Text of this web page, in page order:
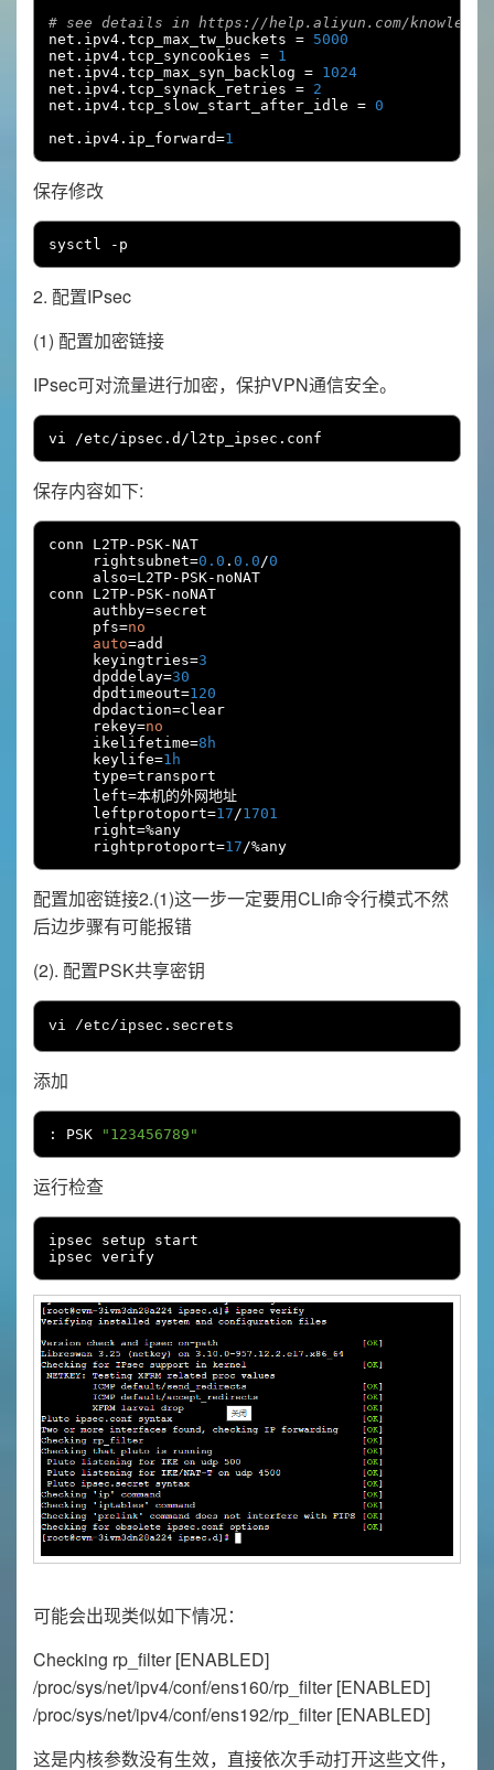
# see details in https://help.aliyun.com/
net . ipv4 . tcp_max_tw_buckets = 5000
net . ipv4 . tcp_syncookies = 1
net . ipv4 . tcp_max_syn_backlog = 1024
net . ipv4 . tcp_synack_retries = 2
net . ipv4 . tcp_slow_start_after_idle = 0
net . ipv4 . ip_forward=1
保存修改
sysctl - p
2. 配置IPsec
(1) 配置加密链接
IPsec可对流量进行加密，保护VPN通信安全。
vi /etc/ipsec . d / l2tp_ipsec . conf
保存内容如下:
conn L2TP- PSK-NAT
     rightsubnet
=0.0 . 0.0/0
     also
=L2TP- PSK- noNAT
conn L2TP- PSK- noNAT
     authby
=secret
     pfs
=no
auto=add
     keyingtries
=3
     dpddelay
=30
     dpdtimeout
=120
     dpdaction
=clear
     rekey
=no
     ikelifetime
=8h
     keylife
=1h
     type
=transport
     left
=本机的外网地址
     leftprotoport
=17/1701
     right
=%any
     rightprotoport
=17/%any
配置加密链接2.(1)这一步一定要用CLI命令行模式不然
后边步骤有可能报错
(2). 配置PSK共享密钥
vi /etc/ipsec . secrets
添加
: PSK "123456789"
运行检查
ipsec setup start
ipsec verify
可能会出现类似如下情况：
Checking rp_filter [ENABLED]
/proc/sys/net/ipv4/conf/ens160/rp_filter [ENABLED]
/proc/sys/net/ipv4/conf/ens192/rp_filter [ENABLED]
这是内核参数没有生效，直接依次手动打开这些文件，